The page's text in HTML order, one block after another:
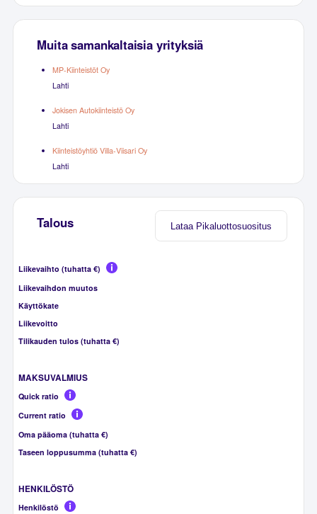
Muita samankaltaisia yrityksiä
MP-Kiinteistöt Oy
Lahti
Jokisen Autokiinteistö Oy
Lahti
Kiinteistöyhtiö Villa-Viisari Oy
Lahti
Lataa Pikaluottosuositus
Talous
Liikevaihto (tuhatta €)
Liikevaihdon muutos
Käyttökate
Liikevoitto
Tilikauden tulos (tuhatta €)
MAKSUVALMIUS
Quick ratio
Current ratio
Oma pääoma (tuhatta €)
Taseen loppusumma (tuhatta €)
HENKILÖSTÖ
Henkilöstö